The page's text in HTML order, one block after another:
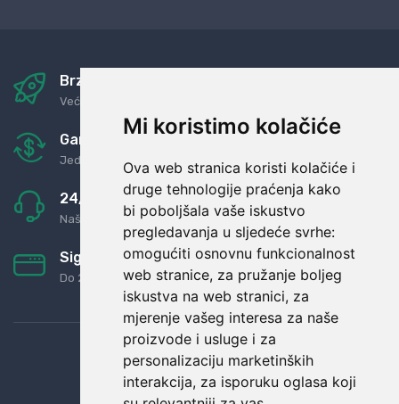
Mi koristimo kolačiće
Ova web stranica koristi kolačiće i
druge tehnologije praćenja kako
bi poboljšala vaše iskustvo
pregledavanja u sljedeće svrhe:
omogućiti osnovnu funkcionalnost
web stranice, za pružanje boljeg
iskustva na web stranici, za
mjerenje vašeg interesa za naše
proizvode i usluge i za
personalizaciju marketinških
interakcija, za isporuku oglasa koji
Brza i sigurna dostava
Već za nekoliko dana kod vas
Garancija u povrat novaca
Jednostavno pravilo: Roba za novac
24/7 odlična podrška
Naši agenti uvijek na raspolaganju
Sigurno obročno plaćanje
Do 24 rata bez kamata